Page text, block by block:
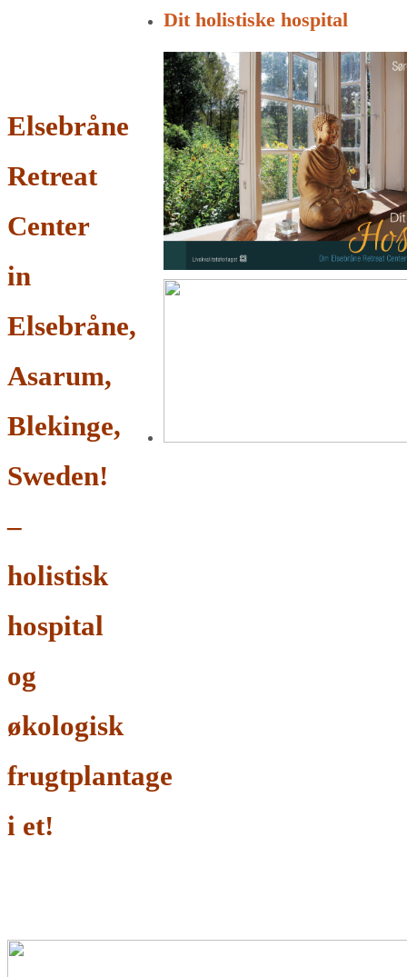
Elsebråne
Retreat
Center
in
Elsebråne,
Asarum,
Blekinge,
Sweden!
–
holistisk
hospital
og
økologisk
frugtplantage
i et!
Dit holistiske hospital